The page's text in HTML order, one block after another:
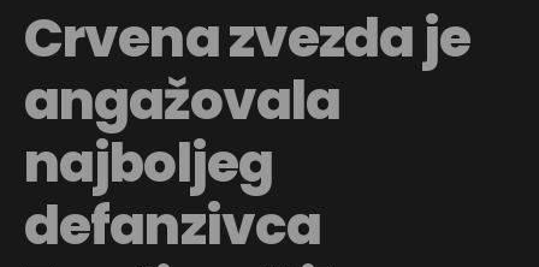
Crvena zvezda je
angažovala
najboljeg
defanzivca